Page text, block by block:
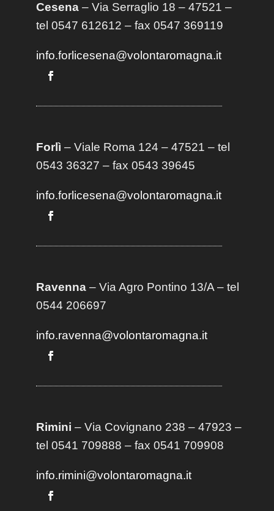
Cesena– Via Serraglio 18 – 47521 –
tel 0547 612612 – fax 0547 369119
info.forlicesena@volontaromagna.it
Forlì – Viale Roma 124 – 47521 – tel
0543 36327 – fax 0543 39645
info.forlicesena@volontaromagna.it
Ravenna– Via Agro Pontino 13/A– tel
0544 206697
info.ravenna@volontaromagna.it
Rimini – Via Covignano 238 – 47923 –
tel 0541 709888 – fax 0541 709908
info.rimini@volontaromagna.it